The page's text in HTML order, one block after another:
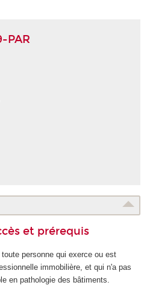
PAR
et prérequis
personne qui exerce ou est
immobilière, et qui n'a pas
en pathologie des bâtiments.